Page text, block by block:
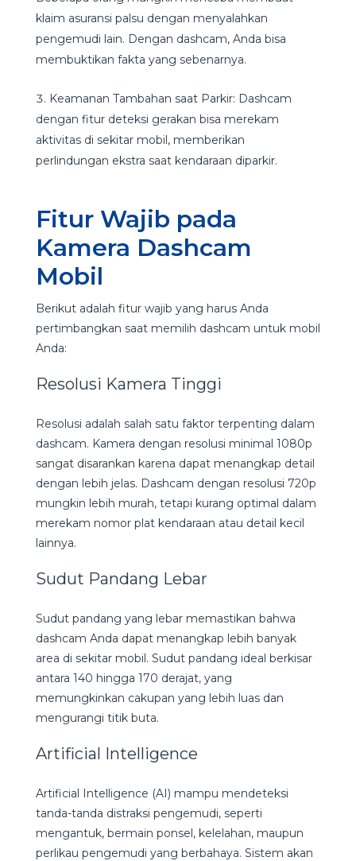
klaim asuransi palsu dengan menyalahkan
pengemudi lain. Dengan dashcam, Anda bisa
membuktikan fakta yang sebenarnya.
Keamanan Tambahan saat Parkir: Dashcam
dengan fitur deteksi gerakan bisa merekam
aktivitas di sekitar mobil, memberikan
perlindungan ekstra saat kendaraan diparkir.
Fitur Wajib pada
Kamera Dashcam
Mobil
Berikut adalah fitur wajib yang harus Anda
pertimbangkan saat memilih dashcam untuk mobil
Anda:
Resolusi Kamera Tinggi
Resolusi adalah salah satu faktor terpenting dalam
dashcam. Kamera dengan resolusi minimal 1080p
sangat disarankan karena dapat menangkap detail
dengan lebih jelas. Dashcam dengan resolusi 720p
mungkin lebih murah, tetapi kurang optimal dalam
merekam nomor plat kendaraan atau detail kecil
lainnya.
Sudut Pandang Lebar
Sudut pandang yang lebar memastikan bahwa
dashcam Anda dapat menangkap lebih banyak
area di sekitar mobil. Sudut pandang ideal berkisar
antara 140 hingga 170 derajat, yang
memungkinkan cakupan yang lebih luas dan
mengurangi titik buta.
Artificial Intelligence
Artificial Intelligence (AI) mampu mendeteksi
tanda-tanda distraksi pengemudi, seperti
mengantuk, bermain ponsel, kelelahan, maupun
perlikau pengemudi yang berbahaya. Sistem akan